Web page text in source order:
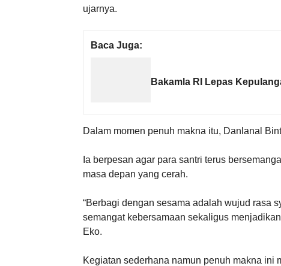
ujarnya.
Baca Juga:
Bakamla RI Lepas
Dalam momen penuh makna itu, Danlanal
Ia berpesan agar para santri terus
masa depan yang cerah.
“Berbagi dengan sesama adalah wujud rasa
semangat kebersamaan sekaligus
Eko.
Kegiatan sederhana namun penuh makna